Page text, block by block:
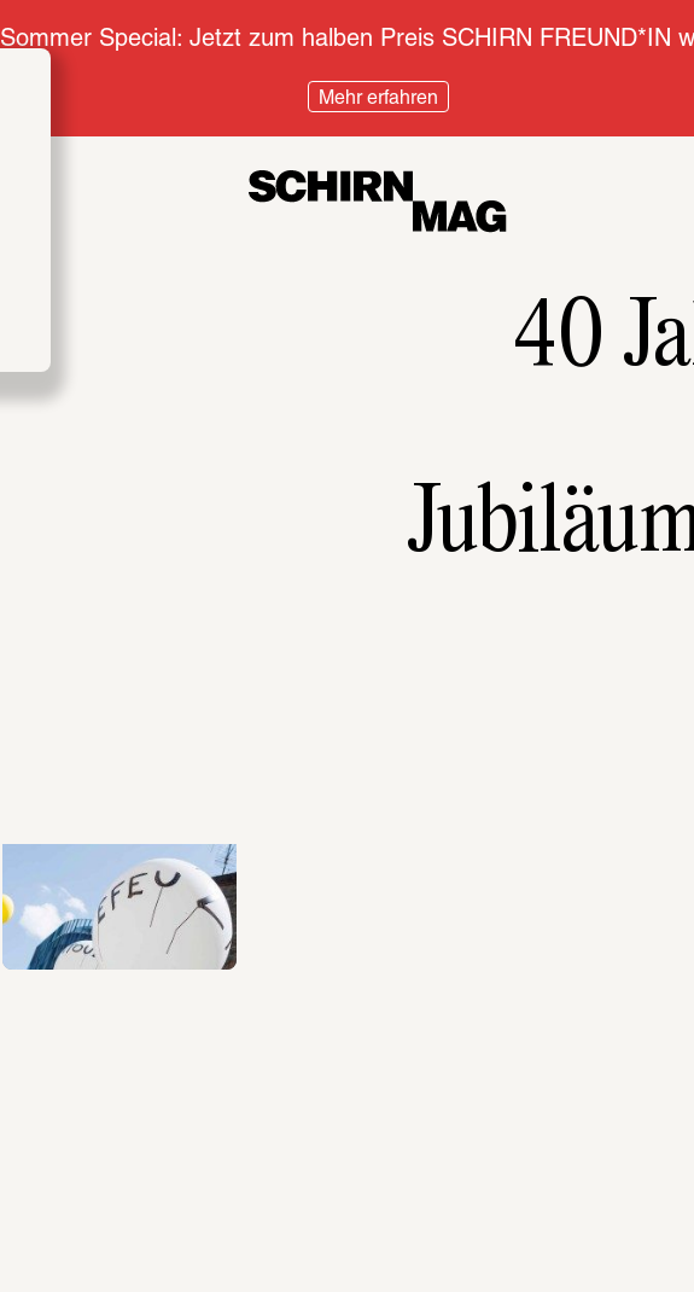
Sommer Special: Jetzt zum halben Preis SCHIRN FREUND*IN
Mehr erfahren
40